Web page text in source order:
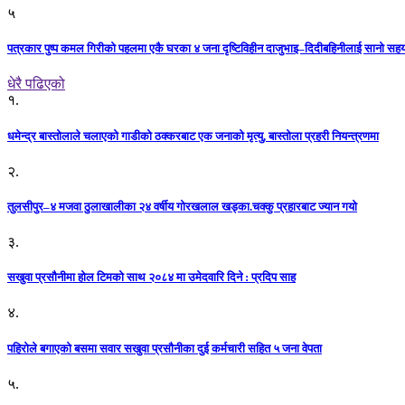
५
पत्रकार पुष्प कमल गिरीको पहलमा एकै घरका ४ जना दृष्टिविहीन दाजुभाइ–दिदीबहिनीलाई सानो
धेरै पढिएको
१.
धमेन्द्र बास्तोलाले चलाएको गाडीको ठक्करबाट एक जनाको मृत्यु, बास्तोला प्रहरी नियन्त्रणमा
२.
तुलसीपुर–४ मजवा ठुलाखालीका २४ वर्षीय गोरखलाल खड्का.चक्कु प्रहारबाट ज्यान गयो
३.
सखुवा प्रसौनीमा होल टिमको साथ २०८४ मा उमेदवारि दिने : प्रदिप साह
४.
पहिराेले बगाएकाे बसमा सवार सखुवा प्रसाैनीका दुई कर्मचारी सहित ५ जना वेपता
५.